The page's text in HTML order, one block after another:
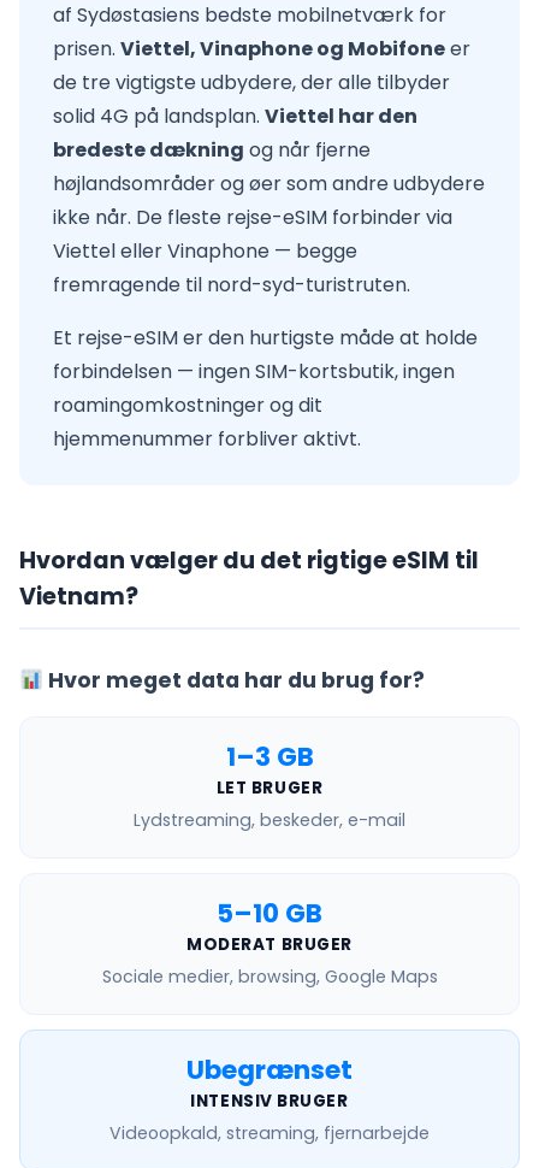
af Sydøstasiens bedste mobilnetværk for
prisen. Viettel, Vinaphone og Mobifoneer
de tre vigtigste udbydere, der alle tilbyder
solid 4G på landsplan. Viettel har den
bredeste dækning og når fjerne
højlandsområder og øer som andre udbydere
ikke når. De fleste rejse-eSIM forbinder via
Viettel eller Vinaphone — begge
fremragende til nord-syd-turistruten.
Et rejse-eSIM er den hurtigste måde at holde
forbindelsen — ingen SIM-kortsbutik, ingen
roamingomkostninger og dit
hjemmenummer forbliver aktivt.
Hvordan vælger du det rigtige eSIM til
Vietnam?
Hvor meget data har du brug for?
1–3 GB
LET BRUGER
Lydstreaming, beskeder, e-mail
5–10 GB
MODERAT BRUGER
Sociale medier, browsing, Google Maps
Ubegrænset
INTENSIV BRUGER
Videoopkald, streaming, fjernarbejde